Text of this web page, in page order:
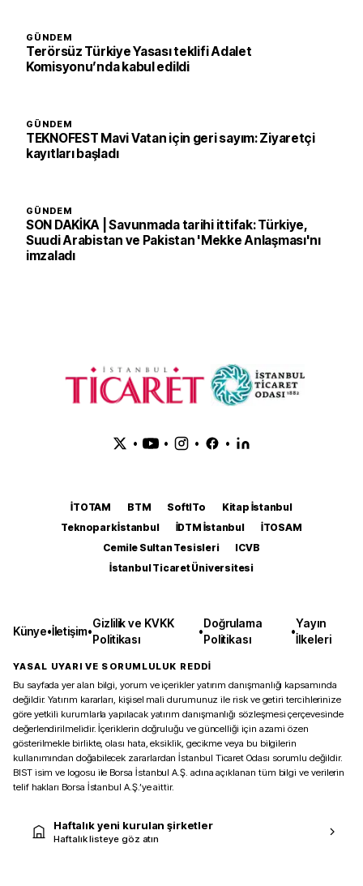
GÜNDEM
Terörsüz Türkiye Yasası teklifi Adalet
Komisyonu’nda kabul edildi
GÜNDEM
TEKNOFEST Mavi Vatan için geri sayım: Ziyaretçi
kayıtları başladı
GÜNDEM
SON DAKİKA | Savunmada tarihi ittifak: Türkiye,
Suudi Arabistan ve Pakistan 'Mekke Anlaşması'nı
imzaladı
• • • •
İTOTAM BTM SoftITo
Kitap İstanbul
Teknopark İstanbul
İDTM İstanbul
İTOSAM
Cemile Sultan Tesisleri
ICVB
İstanbul Ticaret Üniversitesi
Künye•İletişim•
Gizlilik ve KVKK
Politikası
•
Doğrulama
Politikası
•
Yayın
İlkeleri
YASAL UYARI VE SORUMLULUK REDDİ
Bu sayfada yer alan bilgi, yorum ve içerikler yatırım danışmanlığı kapsamında
değildir. Yatırım kararları, kişisel mali durumunuz ile risk ve getiri tercihlerinize
göre yetkili kurumlarla yapılacak yatırım danışmanlığı sözleşmesi çerçevesinde
değerlendirilmelidir. İçeriklerin doğruluğu ve güncelliği için azami özen
gösterilmekle birlikte, olası hata, eksiklik, gecikme veya bu bilgilerin
kullanımından doğabilecek zararlardan İstanbul Ticaret Odası sorumlu değildir.
BIST isim ve logosu ile Borsa İstanbul A.Ş. adına açıklanan tüm bilgi ve verilerin
telif hakları Borsa İstanbul A.Ş.’ye aittir.
Haftalık yeni kurulan şirketler
Haftalık listeye göz atın